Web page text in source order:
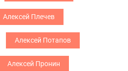
Алексей Плечев
Алексей Потапов
Алексей Пронин